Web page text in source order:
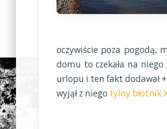
oczywiście poza pogodą,
domu to czekała na niego
urlopu i ten fakt dodawał
wyjął z niego tylny błotnik